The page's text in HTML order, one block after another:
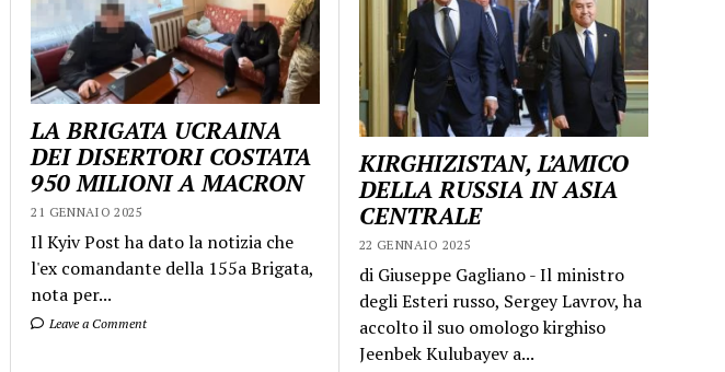
KIRGHIZISTAN, L’AMICO
DELLA RUSSIA IN ASIA
CENTRALE
22 GENNAIO 2025
di Giuseppe Gagliano - Il ministro
degli Esteri russo, Sergey Lavrov, ha
accolto il suo omologo kirghiso
Jeenbek Kulubayev a...
LA BRIGATA UCRAINA
DEI DISERTORI COSTATA
950 MILIONI A MACRON
21 GENNAIO 2025
Il Kyiv Post ha dato la notizia che
l'ex comandante della 155a Brigata,
nota per...
Leave a Comment